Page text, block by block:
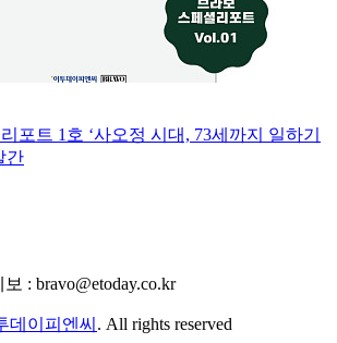
포트 1호 ‘사오정 시대, 73세까지 일하기
간
: bravo@etoday.co.kr
데이피엔씨 . All rights reserved